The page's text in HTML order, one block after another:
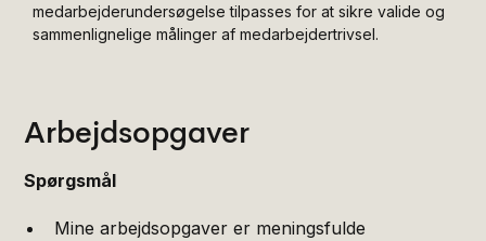
medarbejderundersøgelse tilpasses for at sikre valide og
sammenlignelige målinger af medarbejdertrivsel.
Arbejdsopgaver
Spørgsmål
Mine arbejdsopgaver er meningsfulde